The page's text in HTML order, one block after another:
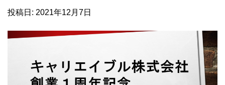
投稿日: 2021年12月7日